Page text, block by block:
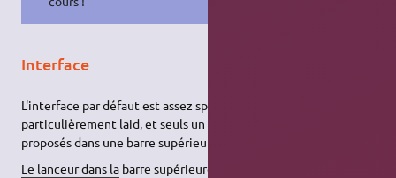
Interface
L'interface par défaut est assez spartiate : un fond d'écran
particulièrement laid, et seuls un lanceur et une horloge sont
proposés dans une barre supérieure.
Le lanceur dans la barre supérieure correspond à